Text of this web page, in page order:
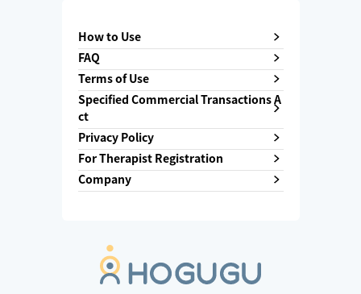
How to Use
FAQ
Terms of Use
Specified Commercial Transactions A
ct
Privacy Policy
For Therapist Registration
Company